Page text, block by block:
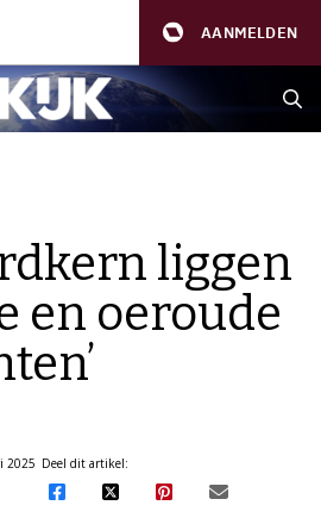
AANMELDEN
liggen
en oeroude
2025 Deel dit artikel: